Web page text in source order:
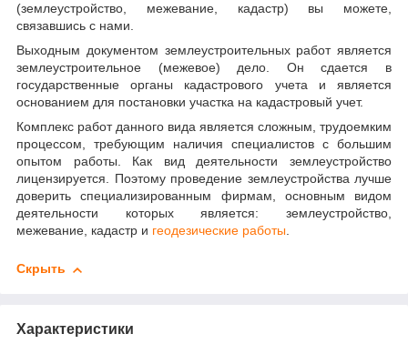
(землеустройство, межевание, кадастр) вы можете,
связавшись с нами.
Выходным документом землеустроительных работ является
землеустроительное (межевое) дело. Он сдается в
государственные органы кадастрового учета и является
основанием для постановки участка на кадастровый учет.
Комплекс работ данного вида является сложным, трудоемким
процессом, требующим наличия специалистов с большим
опытом работы. Как вид деятельности землеустройство
лицензируется. Поэтому проведение землеустройства лучше
доверить специализированным фирмам, основным видом
деятельности которых является: землеустройство,
межевание, кадастр и геодезические работы.
Скрыть
Характеристики